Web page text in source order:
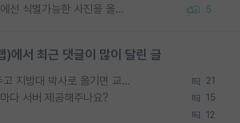
정보보안 연구하는 입장에선 식별가능한 사진을 올리는건 비추이긴함 5
)에서 최근 댓글이 많이 달린 글
SSH 박사과정을 그만두고 지방대 박사로 옮기면 교수의 꿈은 끝일까요? 21
다 서버 제공해주나요? 15
12